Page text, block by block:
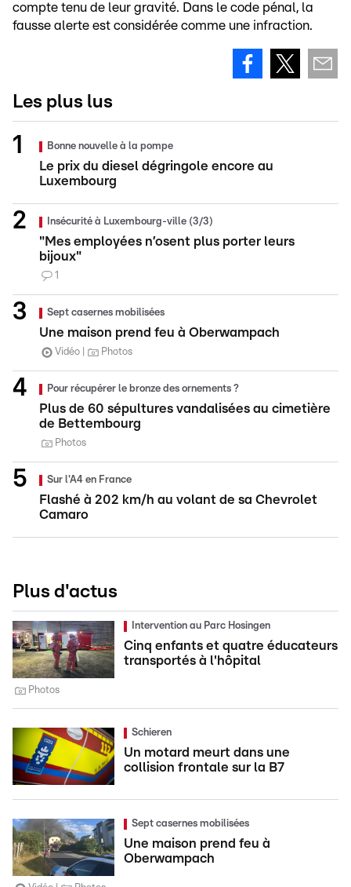
compte tenu de leur gravité. Dans le code pénal, la
fausse alerte est considérée comme une infraction.
Les plus lus
Bonne nouvelle à la pompe
Le prix du diesel dégringole encore au
Luxembourg
Insécurité à Luxembourg-ville (3/3)
"Mes employées n’osent plus porter leurs
bijoux"
1
Sept casernes mobilisées
Une maison prend feu à Oberwampach
Vidéo Photos
Pour récupérer le bronze des ornements ?
Plus de 60 sépultures vandalisées au cimetière
de Bettembourg
Photos
Sur l'A4 en France
Flashé à 202 km/h au volant de sa Chevrolet
Camaro
Plus d'actus
Intervention au Parc Hosingen
Cinq enfants et quatre éducateurs
transportés à l'hôpital
Photos
Schieren
Un motard meurt dans une
collision frontale sur la B7
Sept casernes mobilisées
Une maison prend feu à
Oberwampach